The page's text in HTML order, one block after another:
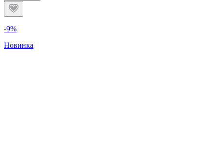
-9%
Новинка